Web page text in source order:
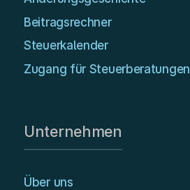
Beitragsrechner
Steuerkalender
Zugang für Steuerberatungen
Unternehmen
Über uns